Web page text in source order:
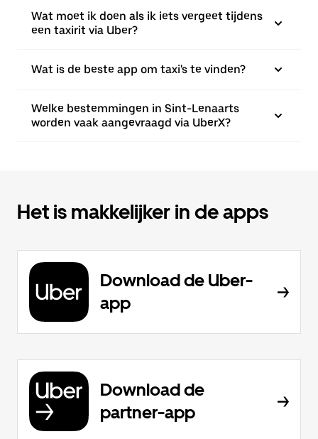
Wat moet ik doen als ik iets vergeet tijdens
een taxirit via Uber?
Wat is de beste app om taxi's te vinden?
Welke bestemmingen in Sint-Lenaarts
worden vaak aangevraagd via UberX?
Het is makkelijker in de apps
Download de Uber-
app
Download de
partner-app